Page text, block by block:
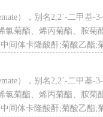
菊酯、丙炔菊酯等
），别名2,2ˊ-二甲基
氯菊酯、烯丙菊酯、胺菊
间体卡隆酸酐;菊酸乙酯;
酯;菊酸乙酯;菊酸乙酯;菊
），别名2,2ˊ-二甲基
氯菊酯、烯丙菊酯、胺菊
间体卡隆酸酐;菊酸乙酯;